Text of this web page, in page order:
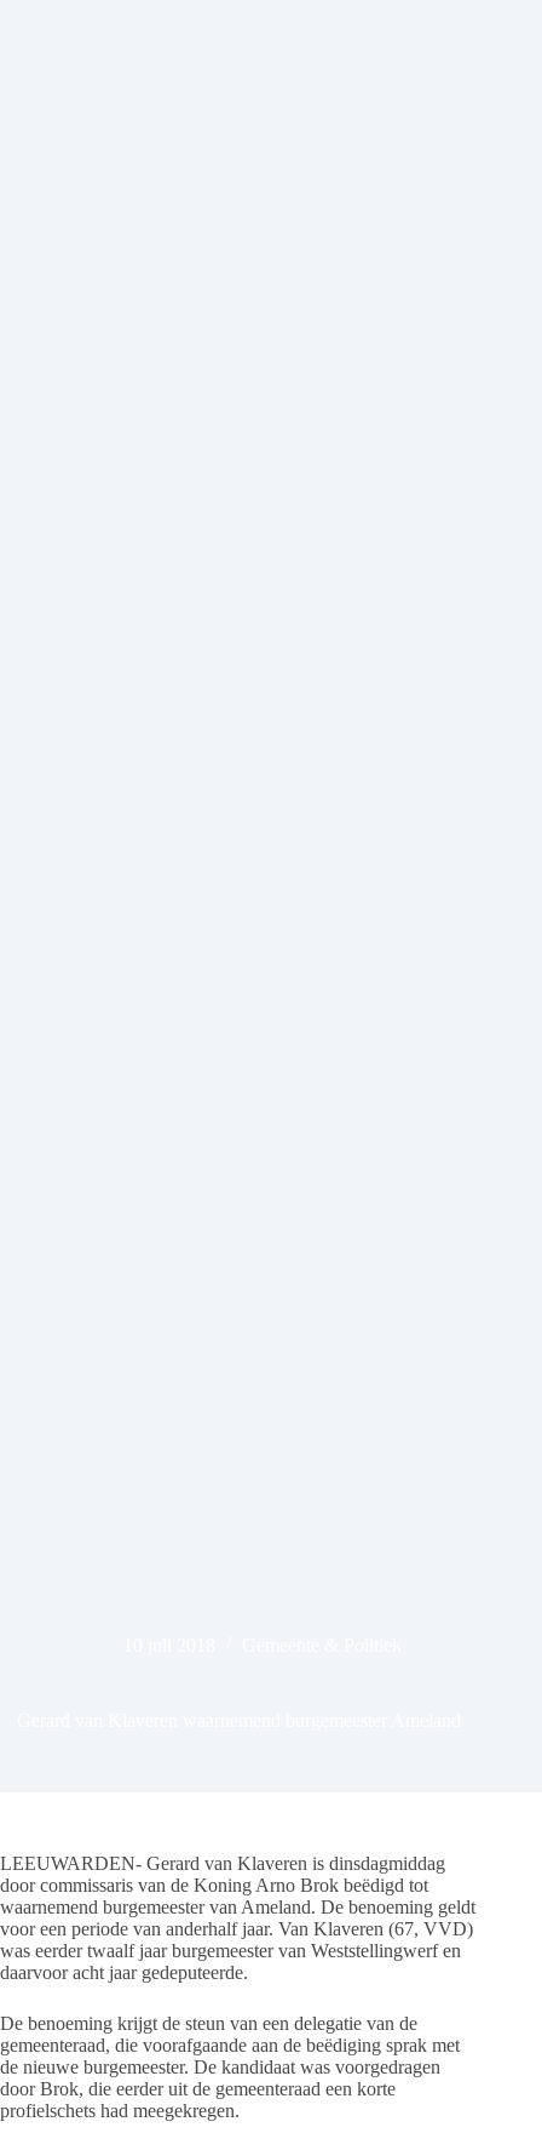
LEEUWARDEN- Gerard van Klaveren is dinsdagmiddag
door commissaris van de Koning Arno Brok beëdigd tot
waarnemend burgemeester van Ameland. De benoeming geldt
voor een periode van anderhalf jaar. Van Klaveren (67, VVD)
was eerder twaalf jaar burgemeester van Weststellingwerf en
daarvoor acht jaar gedeputeerde.
De benoeming krijgt de steun van een delegatie van de
gemeenteraad, die voorafgaande aan de beëdiging sprak met
de nieuwe burgemeester. De kandidaat was voorgedragen
door Brok, die eerder uit de gemeenteraad een korte
profielschets had meegekregen.